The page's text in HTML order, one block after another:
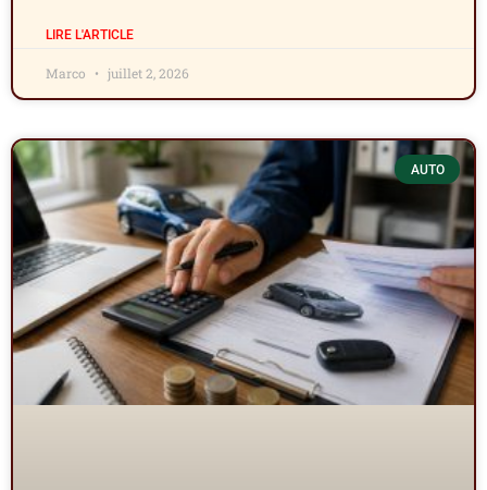
LIRE L'ARTICLE
Marco juillet 2, 2026
AUTO